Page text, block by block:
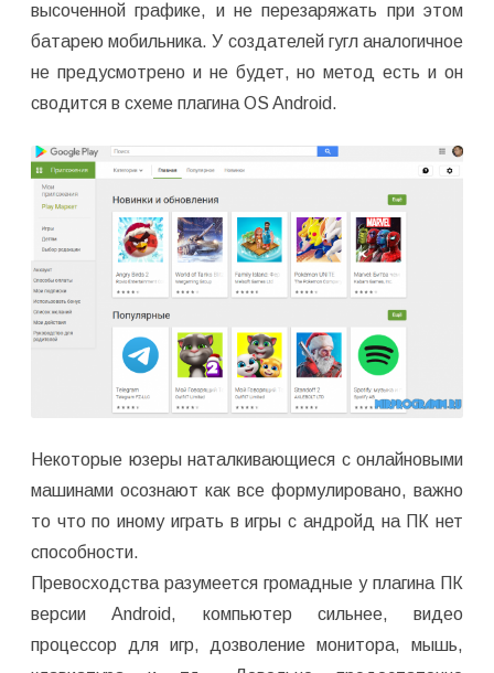
высоченной графике, и не перезаряжать при этом
батарею мобильника. У создателей гугл аналогичное
не предусмотрено и не будет, но метод есть и он
сводится в схеме плагина OS Android.
Некоторые юзеры наталкивающиеся с онлайновыми
машинами осознают как все формулировано, важно
то что по иному играть в игры с андройд на ПК нет
способности.
Превосходства разумеется громадные у плагина ПК
версии Android, компьютер сильнее, видео
процессор для игр, дозволение монитора, мышь,